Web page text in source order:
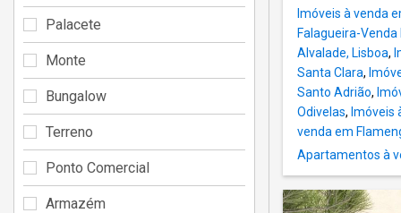
Imóveis à venda
Falagueira-Venda
Alvalade, Lisboa,
Santa Clara,
Santo Adrião,
Odivelas, Imóveis
venda em
Apartamentos à
Palacete
Monte
Bungalow
Terreno
Ponto Comercial
Armazém